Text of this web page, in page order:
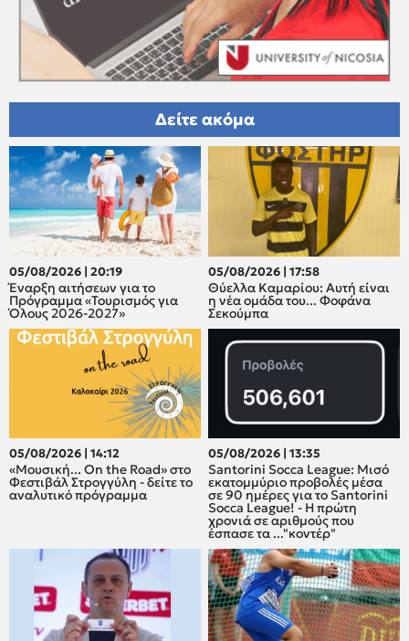
Δείτε ακόμα
05/08/2026 | 20:19
Έναρξη αιτήσεων για το
Πρόγραμμα «Τουρισμός για
Όλους 2026-2027»
05/08/2026 | 17:58
Θύελλα Καμαρίου: Αυτή είναι
η νέα ομάδα του... Φοφάνα
Σεκούμπα
05/08/2026 | 14:12
«Μουσική... On the Road» στο
Φεστιβάλ Στρογγύλη - δείτε το
αναλυτικό πρόγραμμα
05/08/2026 | 13:35
Santorini Socca League: Μισό
εκατομμύριο προβολές μέσα
σε 90 ημέρες για το Santorini
Socca League! - Η πρώτη
χρονιά σε αριθμούς που
έσπασε τα ..."κοντέρ"